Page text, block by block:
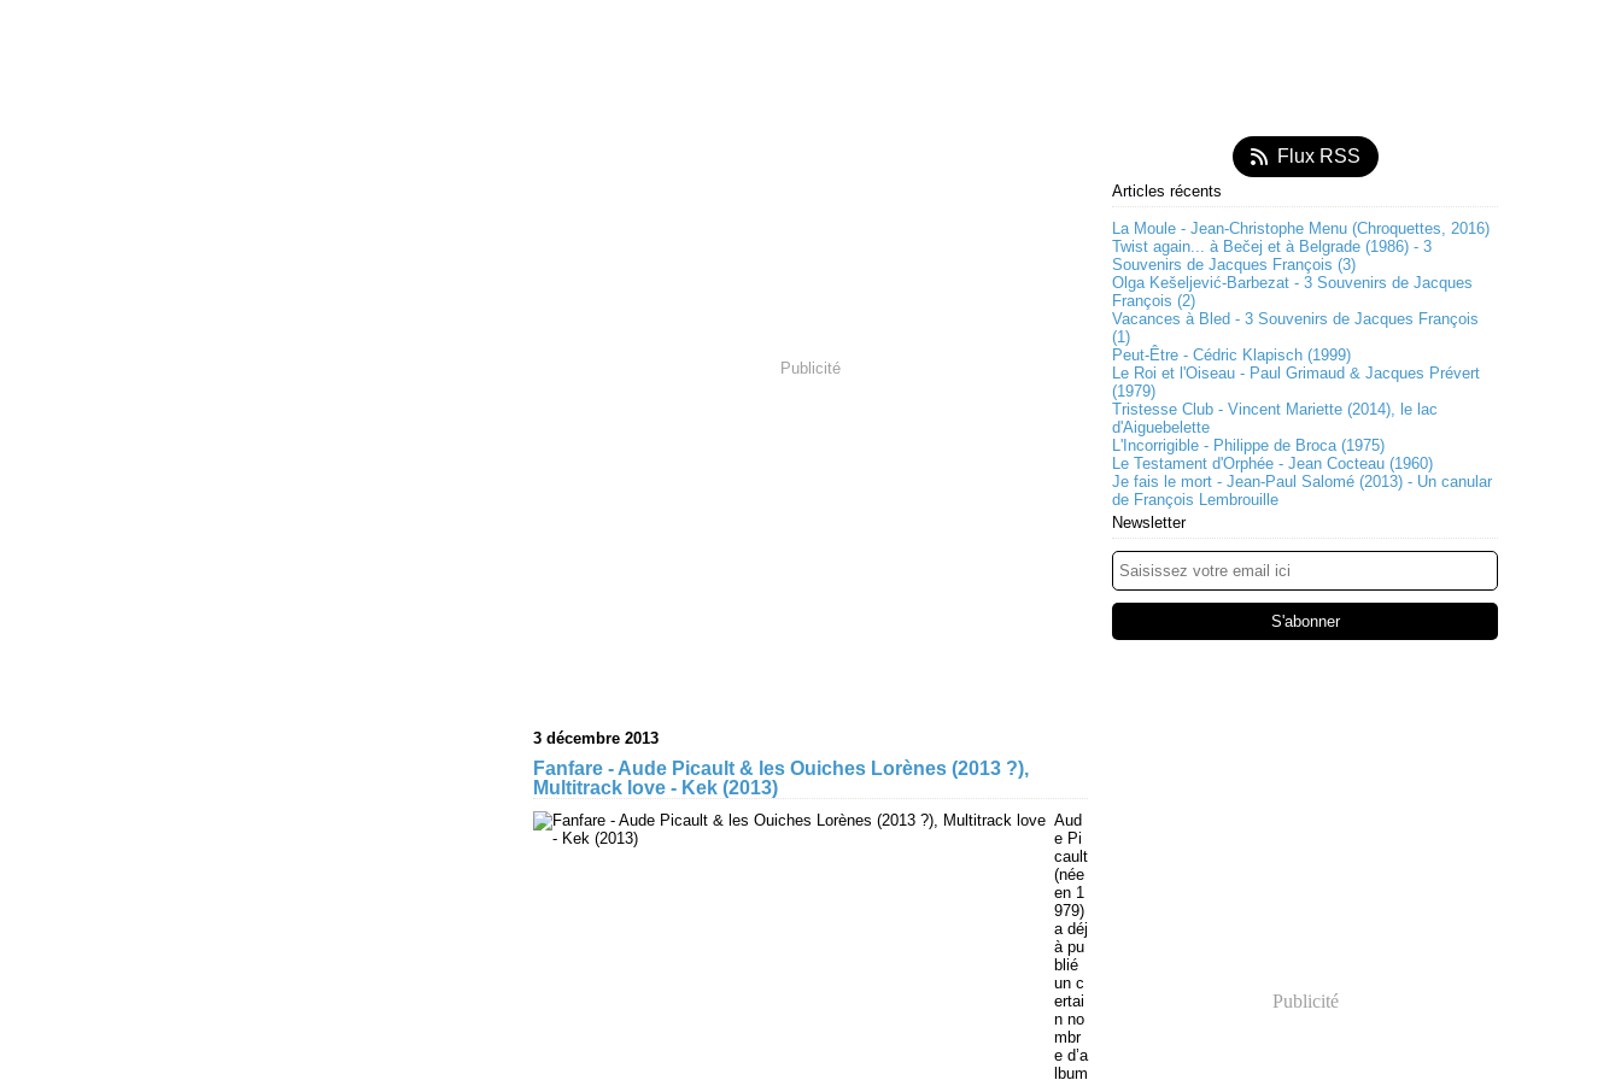
Publicité
3 décembre 2013
Fanfare - Aude Picault & les Ouiches Lorènes (2013 ?),
Multitrack love - Kek (2013)
Aud
e Pi
cault
(née
en 1
979)
a déj
à pu
blié
un c
ertai
n no
mbr
e d’a
lbum
Flux RSS
Articles récents
La Moule - Jean-Christophe Menu (Chroquettes, 2016)
Twist again... à Bečej et à Belgrade (1986) - 3
Souvenirs de Jacques François (3)
Olga Kešeljević-Barbezat - 3 Souvenirs de Jacques
François (2)
Vacances à Bled - 3 Souvenirs de Jacques François
(1)
Peut-Être - Cédric Klapisch (1999)
Le Roi et l'Oiseau - Paul Grimaud & Jacques Prévert
(1979)
Tristesse Club - Vincent Mariette (2014), le lac
d'Aiguebelette
L'Incorrigible - Philippe de Broca (1975)
Le Testament d'Orphée - Jean Cocteau (1960)
Je fais le mort - Jean-Paul Salomé (2013) - Un canular
de François Lembrouille
Newsletter
Publicité